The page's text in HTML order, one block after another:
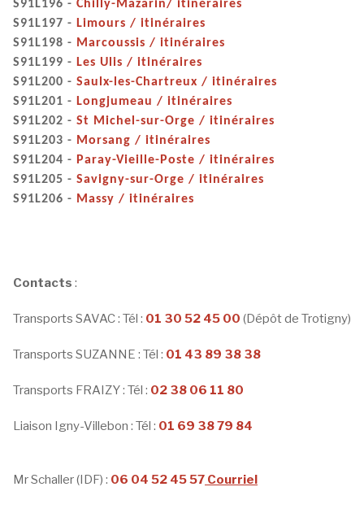
S91L196 - Chilly-Mazarin/ itinéraires
S91L197 - Limours / itinéraires
S91L198 - Marcoussis / itinéraires
S91L199 - Les Ulis / itinéraires
S91L200 - Saulx-les-Chartreux / itinéraires
S91L201 - Longjumeau / itinéraires
S91L202 - St Michel-sur-Orge / itinéraires
S91L203 - Morsang / itinéraires
S91L204 - Paray-Vieille-Poste / itinéraires
S91L205 - Savigny-sur-Orge / itinéraires
S91L206 - Massy / itinéraires
Contacts :
Transports SAVAC : Tél : 01 30 52 45 00 (Dépôt de Trotigny)
Transports SUZANNE : Tél : 01 43 89 38 38
Transports FRAIZY : Tél : 02 38 06 11 80
Liaison Igny-Villebon : Tél : 01 69 38 79 84
Mr Schaller (IDF) : 06 04 52 45 57 Courriel